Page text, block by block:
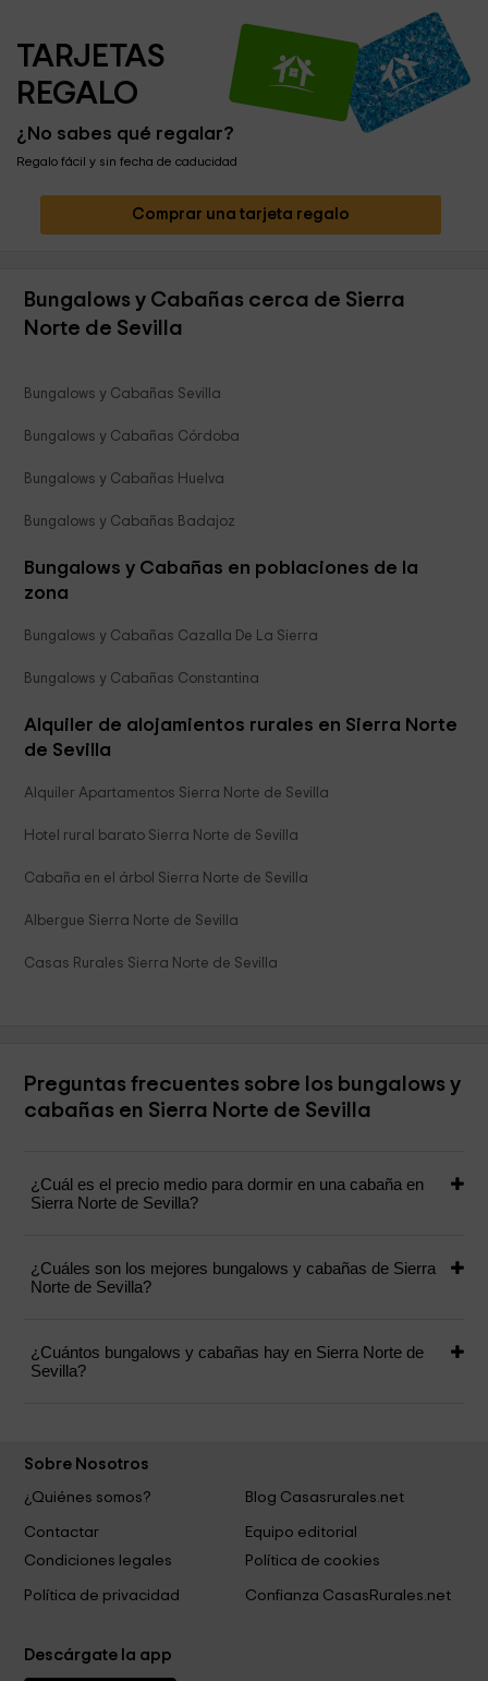
TARJETAS
REGALO
¿No sabes qué regalar?
Regalo fácil y sin fecha de caducidad
Comprar una tarjeta regalo
Bungalows y Cabañas cerca de Sierra
Norte de Sevilla
Bungalows y Cabañas Sevilla
Bungalows y Cabañas Córdoba
Bungalows y Cabañas Huelva
Bungalows y Cabañas Badajoz
Bungalows y Cabañas en poblaciones de la
zona
Bungalows y Cabañas Cazalla De La Sierra
Bungalows y Cabañas Constantina
Alquiler de alojamientos rurales en Sierra Norte
de Sevilla
Alquiler Apartamentos Sierra Norte de Sevilla
Hotel rural barato Sierra Norte de Sevilla
Cabaña en el árbol Sierra Norte de Sevilla
Albergue Sierra Norte de Sevilla
Casas Rurales Sierra Norte de Sevilla
Preguntas frecuentes sobre los bungalows y
cabañas en Sierra Norte de Sevilla
¿Cuál es el precio medio para dormir en una cabaña en
Sierra Norte de Sevilla?
¿Cuáles son los mejores bungalows y cabañas de Sierra
Norte de Sevilla?
¿Cuántos bungalows y cabañas hay en Sierra Norte de
Sevilla?
Sobre Nosotros
¿Quiénes somos?
Blog Casasrurales.net
Contactar
Equipo editorial
Condiciones legales
Política de cookies
Política de privacidad Confianza CasasRurales.net
Descárgate la app